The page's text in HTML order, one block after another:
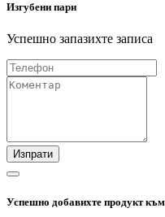
Изгубени пари
Успешно запазихте записа
Изпрати
Успешно добавихте продукт